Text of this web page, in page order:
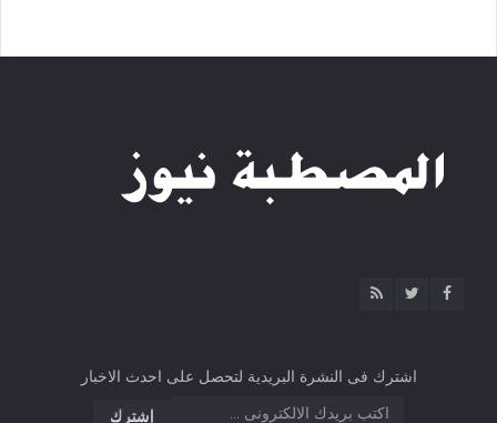
اشترك فى النشرة البريدية لتحصل على احدث الاخبار